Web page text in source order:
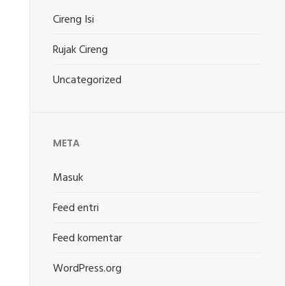
Cireng Isi
Rujak Cireng
Uncategorized
META
Masuk
Feed entri
Feed komentar
WordPress.org